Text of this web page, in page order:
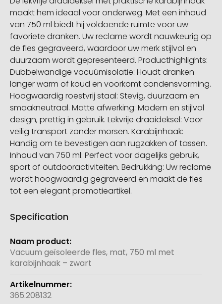
maakt hem ideaal voor onderweg. Met een inhoud
van 750 ml biedt hij voldoende ruimte voor uw
favoriete dranken. Uw reclame wordt nauwkeurig op
de fles gegraveerd, waardoor uw merk stijlvol en
duurzaam wordt gepresenteerd. Producthighlights:
Dubbelwandige vacuümisolatie: Houdt dranken
langer warm of koud en voorkomt condensvorming.
Hoogwaardig roestvrij staal: Stevig, duurzaam en
smaakneutraal. Matte afwerking: Modern en stijlvol
design, prettig in gebruik. Lekvrije draaideksel: Voor
veilig transport zonder morsen. Karabijnhaak:
Handig om te bevestigen aan rugzakken of tassen.
Inhoud van 750 ml: Perfect voor dagelijks gebruik,
sport of outdooractiviteiten. Bedrukking: Uw reclame
wordt hoogwaardig gegraveerd en maakt de fles
tot een elegant promotieartikel.
Specification
Meer
informatie
Vacuum geïsoleerde fles, mat, 750 ml met
karabijnhaak – zwart
365.208132